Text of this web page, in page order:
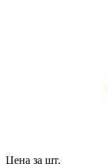
Цена за шт.